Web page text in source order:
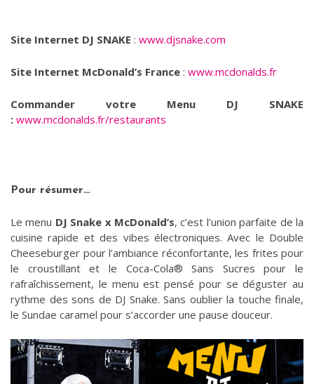
Site Internet DJ SNAKE : www.djsnake.com
Site Internet McDonald’s France : www.mcdonalds.fr
Commander votre Menu DJ SNAKE
: www.mcdonalds.fr/restaurants
Pour résumer…
Le menu DJ Snake x McDonald’s, c’est l’union parfaite de la
cuisine rapide et des vibes électroniques. Avec le Double
Cheeseburger pour l’ambiance réconfortante, les frites pour
le croustillant et le Coca-Cola® Sans Sucres pour le
rafraîchissement, le menu est pensé pour se déguster au
rythme des sons de DJ Snake. Sans oublier la touche finale,
le Sundae caramel pour s’accorder une pause douceur.